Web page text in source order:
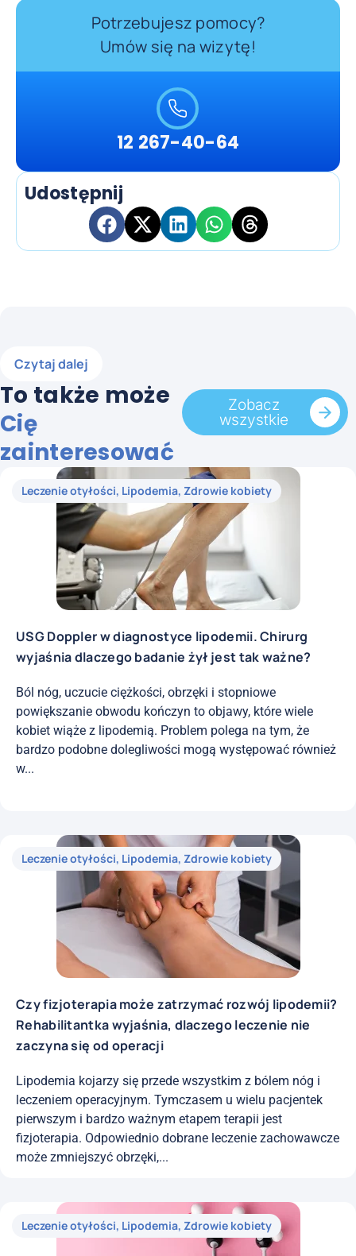
Potrzebujesz pomocy?
Umów się na wizytę!
12 267-40-64
Udostępnij
Czytaj dalej
To także może
Cię
zainteresować
Zobacz
wszystkie
Leczenie otyłości, Lipodemia, Zdrowie kobiety
USG Doppler w diagnostyce lipodemii. Chirurg
wyjaśnia dlaczego badanie żył jest tak ważne?
Ból nóg, uczucie ciężkości, obrzęki i stopniowe
powiększanie obwodu kończyn to objawy, które wiele
kobiet wiąże z lipodemią. Problem polega na tym, że
bardzo podobne dolegliwości mogą występować również
w...
Leczenie otyłości, Lipodemia, Zdrowie kobiety
Czy fizjoterapia może zatrzymać rozwój lipodemii?
Rehabilitantka wyjaśnia, dlaczego leczenie nie
zaczyna się od operacji
Lipodemia kojarzy się przede wszystkim z bólem nóg i
leczeniem operacyjnym. Tymczasem u wielu pacjentek
pierwszym i bardzo ważnym etapem terapii jest
fizjoterapia. Odpowiednio dobrane leczenie zachowawcze
może zmniejszyć obrzęki,...
Leczenie otyłości, Lipodemia, Zdrowie kobiety